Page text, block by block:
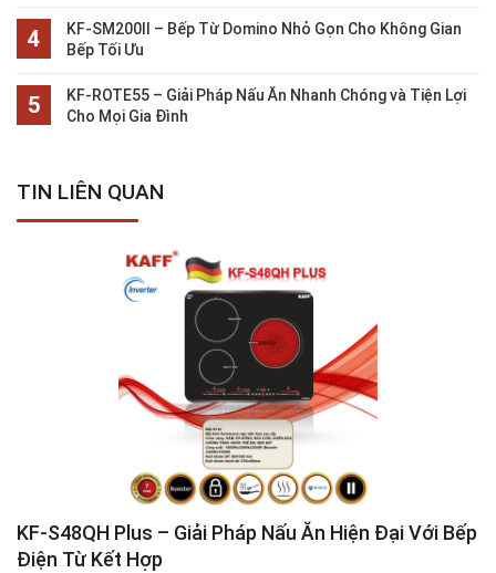
KF-SM200II – Bếp Từ Domino Nhỏ Gọn Cho Không Gian
Bếp Tối Ưu
KF-ROTE55 – Giải Pháp Nấu Ăn Nhanh Chóng và Tiện Lợi
Cho Mọi Gia Đình
TIN LIÊN QUAN
KF-S48QH Plus – Giải Pháp Nấu Ăn Hiện Đại Với Bếp
Điện Từ Kết Hợp